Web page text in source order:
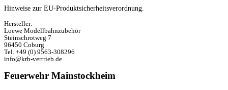
Hinweise zur EU-Produktsicherheitsverordnung.
Hersteller:
Loewe Modellbahnzubehör
Steinschrotweg 7
96450 Coburg
Tel. +49 (0) 9563-308296
info@krh-vertrieb.de
Feuerwehr Mainstockheim